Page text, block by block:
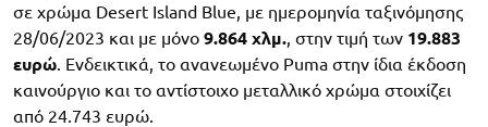
σε χρώμα Desert Island Blue, με ημερομηνία ταξινόμησης
28/06/2023 και με μόνο 9.864 χλμ. , στην τιμή των 19.883
ευρώ . Ενδεικτικά, το ανανεωμένο Puma στην ίδια έκδοση
καινούργιο και το αντίστοιχο μεταλλικό χρώμα στοιχίζει
από 24.743 ευρώ.